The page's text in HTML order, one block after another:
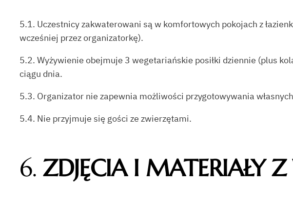
5.1. Uczestnicy zakwaterowani są w komfortowych pokojach z
wcześniej przez organizatorkę).
5.2. Wyżywienie obejmuje 3 wegetariańskie posiłki dziennie (plus
ciągu dnia.
5.3. Organizator nie zapewnia możliwości przygotowywania
5.4. Nie przyjmuje się gości ze zwierzętami.
6.ZDJĘCIA I MATERIAŁY